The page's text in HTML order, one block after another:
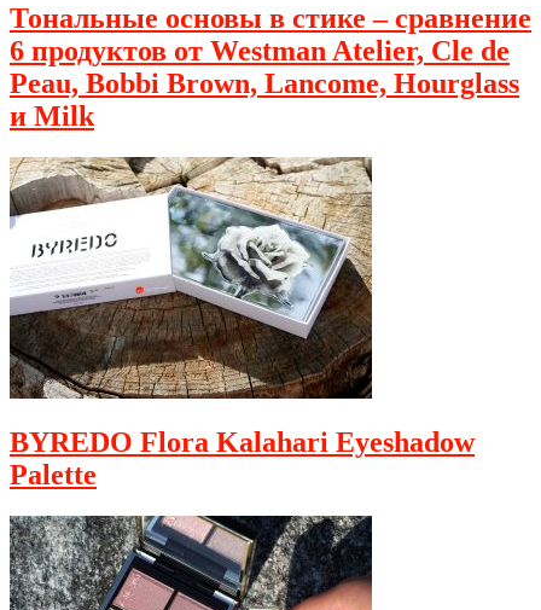
Тональные основы в стике – сравнение
6 продуктов от Westman Atelier, Cle de
Peau, Bobbi Brown, Lancome, Hourglass
и Milk
BYREDO Flora Kalahari Eyeshadow
Palette